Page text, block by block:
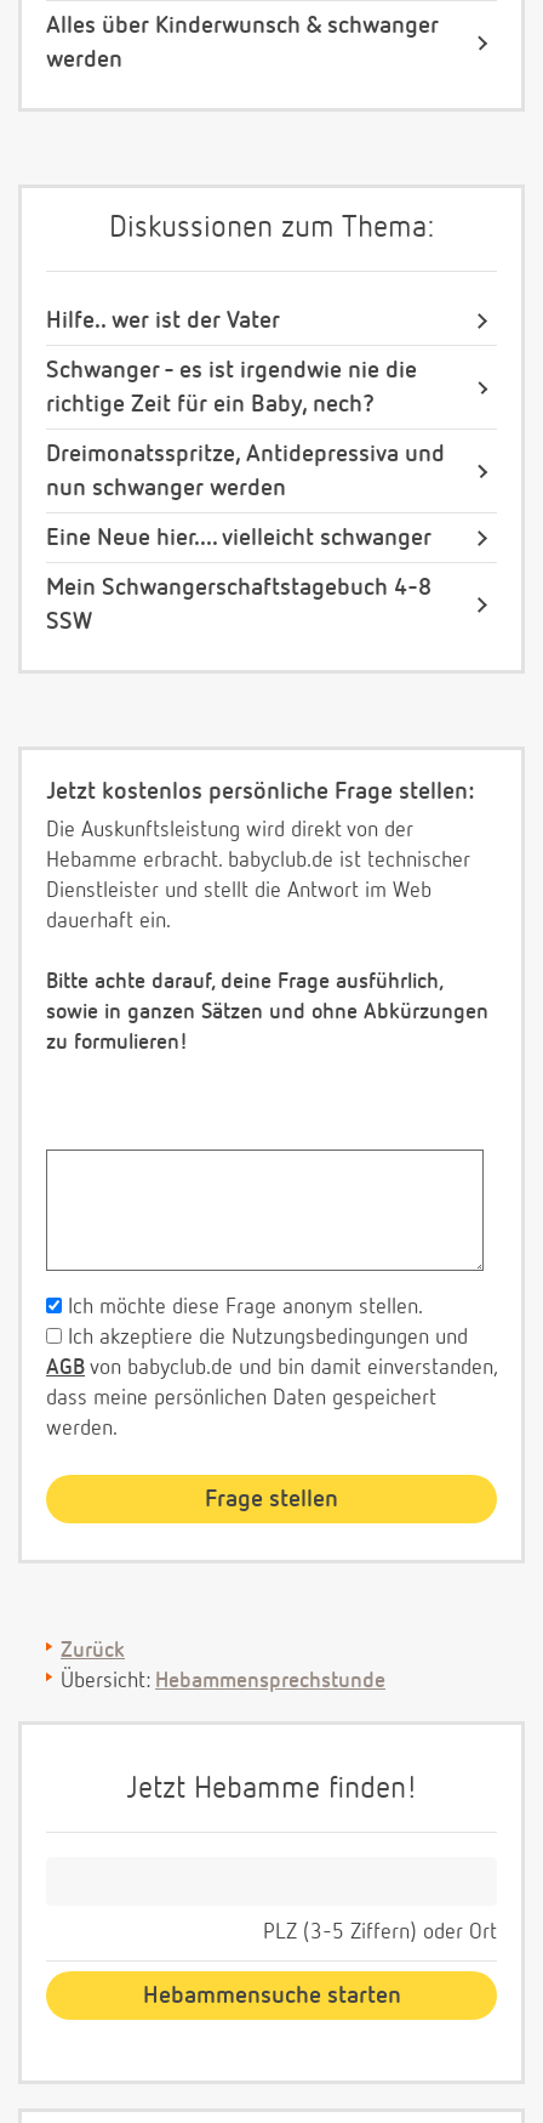
Alles über Kinderwunsch & schwanger
werden
Diskussionen zum Thema:
Hilfe.. wer ist der Vater
Schwanger - es ist irgendwie nie die
richtige Zeit für ein Baby, nech?
Dreimonatsspritze, Antidepressiva und
nun schwanger werden
Eine Neue hier.... vielleicht schwanger
Mein Schwangerschaftstagebuch 4-8
SSW
Jetzt kostenlos persönliche Frage stellen:
Die Auskunftsleistung wird direkt von der
Hebamme erbracht. babyclub.de ist technischer
Dienstleister und stellt die Antwort im Web
dauerhaft ein.
Bitte achte darauf, deine Frage ausführlich,
sowie in ganzen Sätzen und ohne Abkürzungen
zu formulieren!
Ich möchte diese Frage anonym stellen.
Ich akzeptiere die Nutzungsbedingungen und
AGB von babyclub.de und bin damit einverstanden,
dass meine persönlichen Daten gespeichert
werden.
Zurück
Übersicht: Hebammensprechstunde
Jetzt Hebamme finden!
PLZ (3-5 Ziffern) oder Ort